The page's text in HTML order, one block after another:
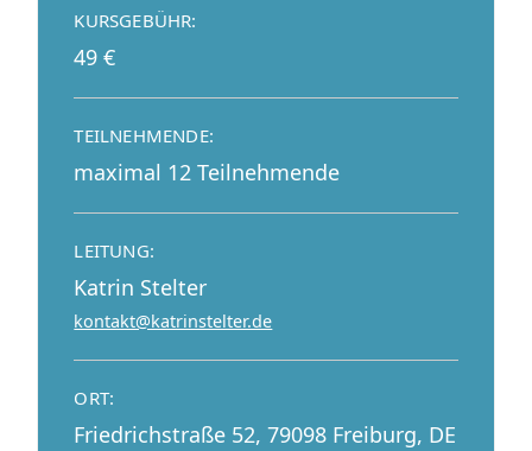
KURSGEBÜHR:
49 €
TEILNEHMENDE:
maximal 12 Teilnehmende
LEITUNG:
Katrin Stelter
kontakt@katrinstelter.de
ORT:
Friedrichstraße 52, 79098 Freiburg, DE